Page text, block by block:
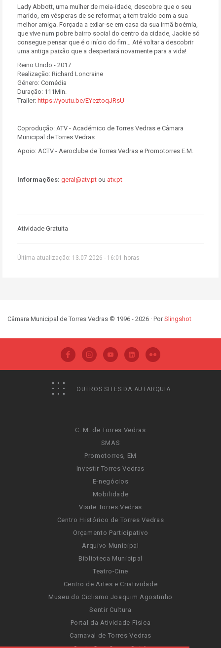
Lady Abbott, uma mulher de meia-idade, descobre que o seu
marido, em vésperas de se reformar, a tem traído com a sua
melhor amiga. Forçada a exilar-se em casa da sua irmã boémia,
que vive num pobre bairro social do centro da cidade, Jackie só
consegue pensar que é o início do fim… Até voltar a descobrir
uma antiga paixão que a despertará novamente para a vida!
Reino Unido - 2017
Realização: Richard Loncraine
Género: Comédia
Duração: 111Min.
Trailer: https://youtu.be/EYeztoqJRsU
Coprodução: ATV - Académico de Torres Vedras e Câmara
Municipal de Torres Vedras
Apoio: ACTV - Aeroclube de Torres Vedras e Promotorres E.M.
Informações: geral@atv.pt ou atv.pt
Atividade Gratuita
Última atualização: 13.07.2026 - 16:01 horas
Câmara Municipal de Torres Vedras © 1996 - 2026 · PorSlingshot
OUTROS SITES DA AUTARQUIA
C. M. de Torres Vedras
SMAS
Promotorres, EM
Investir Torres Vedras
E-negócios
Mobilidade
Visite Torres Vedras
Centro Histórico de Torres Vedras
Orçamento Participativo
Arquivo Municipal
Biblioteca Municipal
Teatro-Cine
Centro de Artes e Criatividade
Museu do Ciclismo Joaquim Agostinho
Sentir Cultura
Portal da Atividade Física
Carnaval de Torres Vedras